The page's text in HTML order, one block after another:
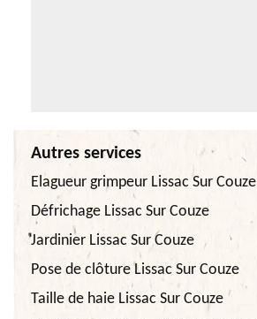
Autres services
Elagueur grimpeur Lissac Sur Couze
Défrichage Lissac Sur Couze
Jardinier Lissac Sur Couze
Pose de clôture Lissac Sur Couze
Taille de haie Lissac Sur Couze